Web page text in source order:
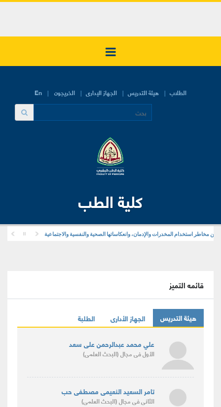
En الطلاب هيئة التدريس الجهاز الإدارى الخريجون
كلية الطب
مخاطر استخدام المخدرات والإدمان، وانعكاساتها الصحية والنفسية والاجتماعية
قائمه التميز
هيئة التدريس الجهاز الأدارى الطلبة
علي محمد عبدالرحمن على سعد
الأولفى مجال(البحث العلمى)
تامر السعيد النعيمى مصطفى حب
الثانىفى مجال(البحث العلمى)